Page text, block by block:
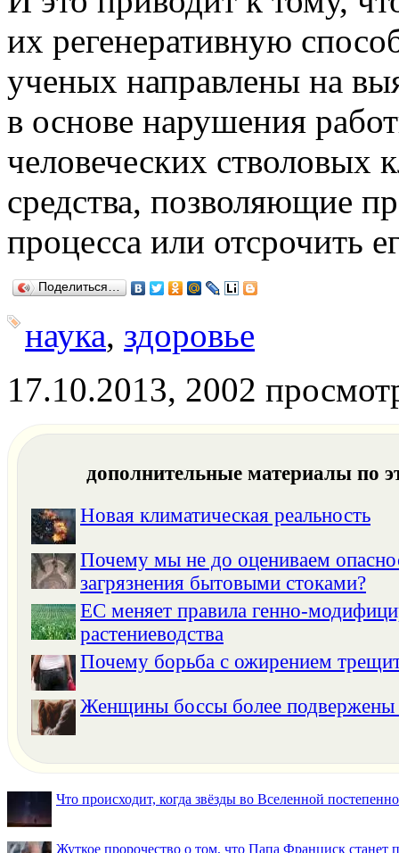
их регенеративную
ученых направлены на
в основе нарушения
человеческих стволовых
средства, позволяющие
процесса или отсрочить
Поделиться…
наука, здоровье
17.10.2013, 2002
дополнительные материалы по
Новая климатическая реальность
Почему мы не до оцениваем
загрязнения бытовыми стоками?
ЕС меняет правила генно-
растениеводства
Почему борьба с ожирением
Женщины боссы более подвержены
Что происходит, когда звёзды во Вселенной
Жуткое пророчество о том, что Папа Франциск